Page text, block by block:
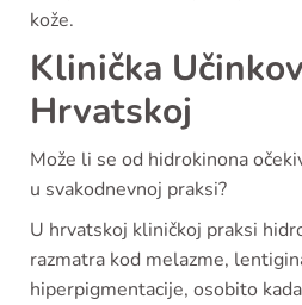
kože.
Klinička
Hrvatskoj
Može li se od hidrokinona
u svakodnevnoj praksi?
U hrvatskoj kliničkoj praksi
razmatra kod melazme,
hiperpigmentacije, osobito